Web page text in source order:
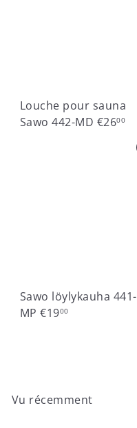
Louche pour sauna
Sawo 442-MD €2600
Sawo löylykauha 441-
MP€1900
Vu récemment